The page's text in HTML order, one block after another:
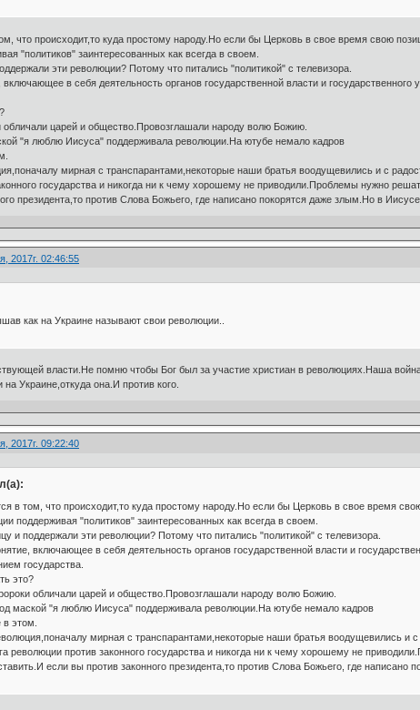
что происходит,то куда простому народу.Но если бы Церковь в свое время свою
"политиков" заинтересованных как всегда в своем.
эти революции? Потому что питались "политикой" с телевизора.
в себя деятельность органов государственной власти и
царей и общество.Провозглашали народу волю Божию.
"я люблю Иисуса" поддерживала революции.На ютубе немало кадров
мирная с транспарантами,некоторые наши братья воодущевились и с
государства и никогда ни к чему хорошему не приводили.Проблемы нужно
президента,то против Слова Божьего, где написано покорятся даже злым.Но в Иисусе.
2017г. 02:46:55
как на Украине называют свои революции..
власти.Не помню чтобы Бог был за участие христиан в революциях.Наша
Украине,откуда она.И против кого.
2017г. 09:22:40
в том, что происходит,то куда простому народу.Но если бы Церковь в свое время
поддерживая "политиков" заинтересованных как всегда в своем.
и поддержали эти революции? Потому что питались "политикой" с телевизора.
включающее в себя деятельность органов государственной власти и
государства.
это?
обличали царей и общество.Провозглашали народу волю Божию.
маской "я люблю Иисуса" поддерживала революции.На ютубе немало кадров
этом.
мирная с транспарантами,некоторые наши братья воодущевились и
революции против законного государства и никогда ни к чему хорошему не
если вы против законного президента,то против Слова Божьего, где написано